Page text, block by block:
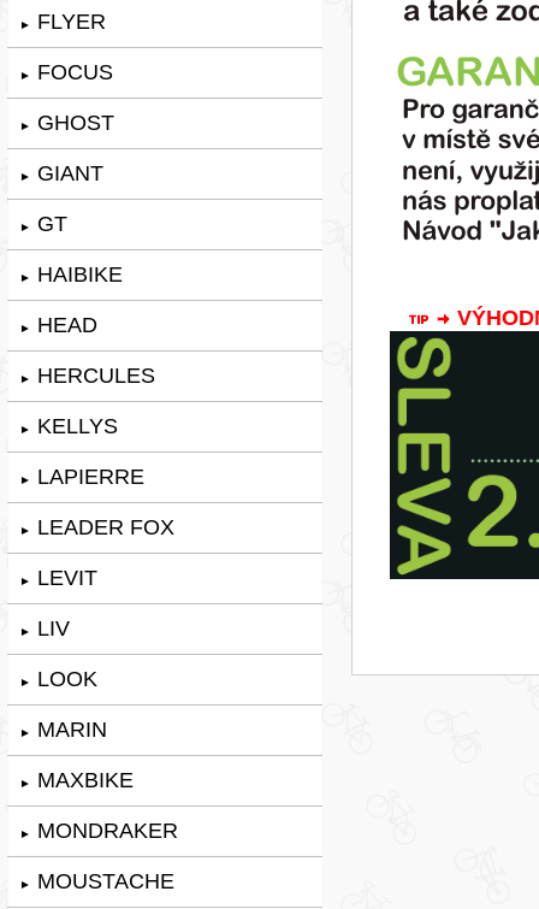
► FLYER
► FOCUS
► GHOST
► GIANT
► GT
► HAIBIKE
► HEAD
► HERCULES
► KELLYS
► LAPIERRE
► LEADER FOX
► LEVIT
► LIV
► LOOK
► MARIN
► MAXBIKE
► MONDRAKER
► MOUSTACHE